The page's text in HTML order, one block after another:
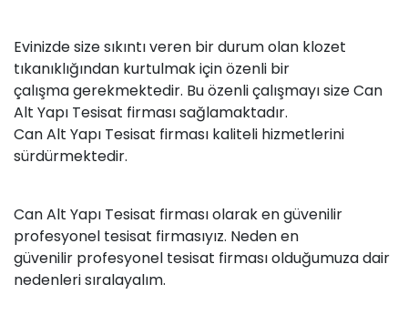
Evinizde size sıkıntı veren bir durum olan klozet
tıkanıklığından kurtulmak için özenli bir
çalışma gerekmektedir. Bu özenli çalışmayı size Can
Alt Yapı Tesisat firması sağlamaktadır.
Can Alt Yapı Tesisat firması kaliteli hizmetlerini
sürdürmektedir.
Can Alt Yapı Tesisat firması olarak en güvenilir
profesyonel tesisat firmasıyız. Neden en
güvenilir profesyonel tesisat firması olduğumuza dair
nedenleri sıralayalım.